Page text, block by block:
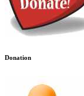
Donation